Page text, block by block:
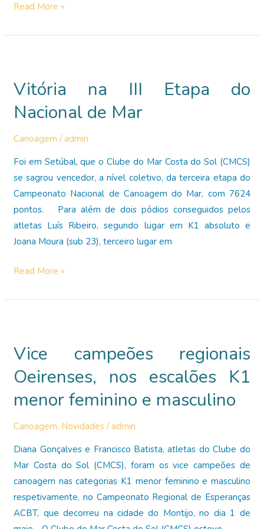
2ª
da
“Mar
Vento”
Read More »
Vitória na III Etapa do
Nacional de Mar
Canoagem /admin
Foi em Setúbal, que o Clube do Mar Costa do Sol (CMCS)
se sagrou vencedor, a nível coletivo, da terceira etapa do
Campeonato Nacional de Canoagem do Mar, com 7624
pontos. Para além de dois pódios conseguidos pelos
atletas Luís Ribeiro, segundo lugar em K1 absoluto e
Joana Moura (sub 23), terceiro lugar em
Vitória
III
Nacional
Mar
Read More »
Vice campeões regionais
Oeirenses, nos escalões K1
menor feminino e masculino
Canoagem, Novidades /admin
Diana Gonçalves e Francisco Batista, atletas do Clube do
Mar Costa do Sol (CMCS), foram os vice campeões de
canoagem nas categorias K1 menor feminino e masculino
respetivamente, no Campeonato Regional de Esperanças
ACBT, que decorreu na cidade do Montijo, no dia 1 de